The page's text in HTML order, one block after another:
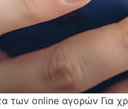
online αγορών Για